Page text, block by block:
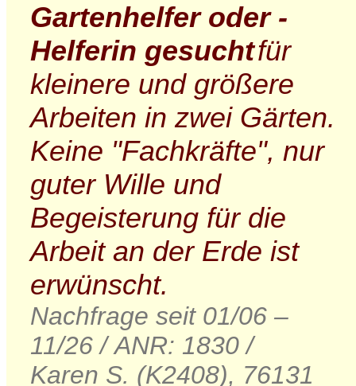
Gartenhelfer oder -
Helferin gesuchtfür
kleinere und größere
Arbeiten in zwei Gärten.
Keine "Fachkräfte", nur
guter Wille und
Begeisterung für die
Arbeit an der Erde ist
erwünscht.
Nachfrage seit 01/06 –
11/26 / ANR: 1830 /
Karen S. (K2408), 76131